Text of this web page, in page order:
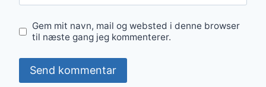
Gem mit navn, mail og websted i denne browser
til næste gang jeg kommenterer.